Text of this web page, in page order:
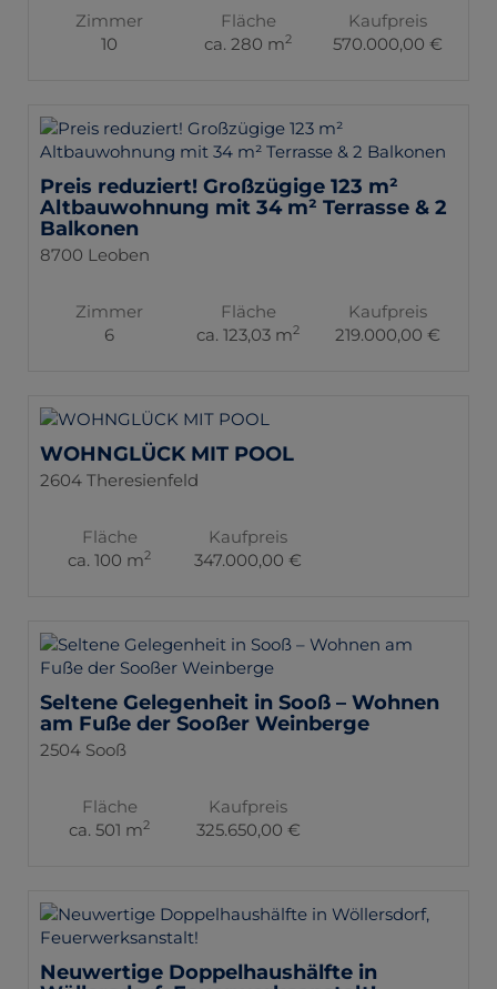
Zimmer
10
Fläche
ca. 280 m2
Kaufpreis
570.000,00 €
Preis reduziert! Großzügige 123 m²
Altbauwohnung mit 34 m² Terrasse & 2
Balkonen
8700 Leoben
Zimmer
6
Fläche
ca. 123,03 m2
Kaufpreis
219.000,00 €
WOHNGLÜCK MIT POOL
2604 Theresienfeld
Fläche
ca. 100 m2
Kaufpreis
347.000,00 €
Seltene Gelegenheit in Sooß – Wohnen
am Fuße der Sooßer Weinberge
2504 Sooß
Fläche
ca. 501 m2
Kaufpreis
325.650,00 €
Neuwertige Doppelhaushälfte in